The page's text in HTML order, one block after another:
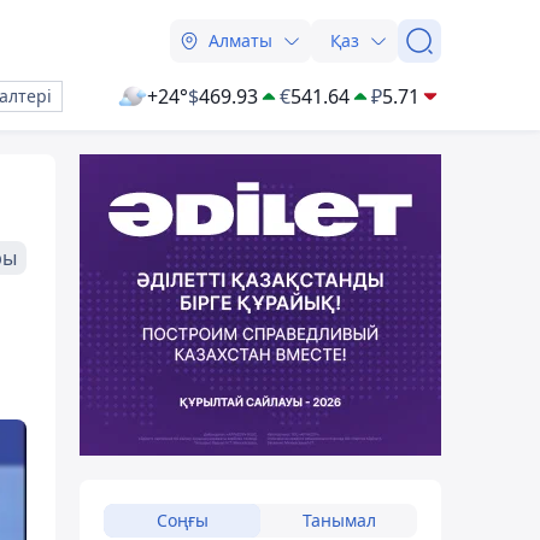
Алматы Қаз
+24°$469.93 €541.64 ₽5.71
Соңғы Танымал